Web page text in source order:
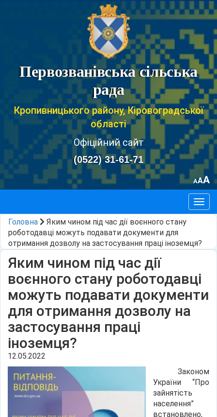
Первозванівська сільська
рада
Кропивницького району, Кіровоградської
області
Офіційний сайт
(0522) 31-61-71
AAA
Головна
Яким чином під час дії воєнного стану
роботодавці можуть подавати документи для
отримання дозволу на застосування праці іноземця?
Яким чином під час дії
воєнного стану роботодавці
можуть подавати документи
для отримання дозволу на
застосування праці
іноземця?
12.05.2022
Законом
України “Про
зайнятість
населення”
встановлено,